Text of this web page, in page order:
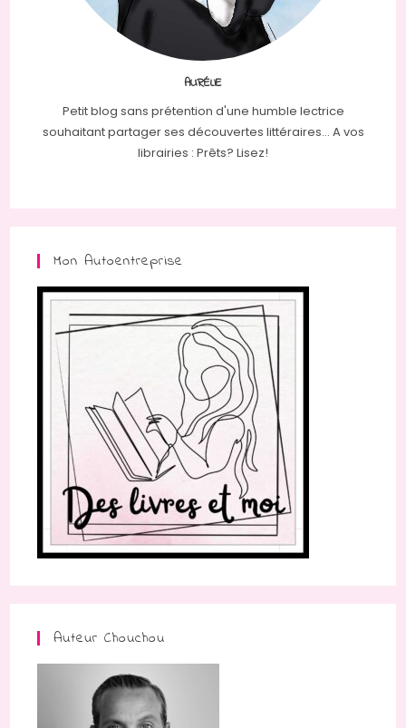
AURÉLIE
Petit blog sans prétention d'une humble lectrice
souhaitant partager ses découvertes littéraires... A vos
librairies : Prêts? Lisez!
Mon Autoentreprise
Auteur Chouchou